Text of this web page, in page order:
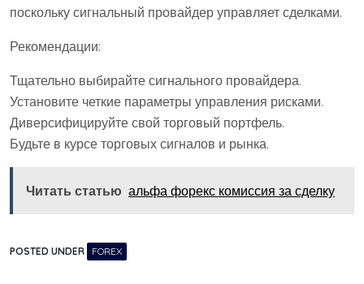
поскольку сигнальный провайдер управляет сделками.
Рекомендации:
Тщательно выбирайте сигнального провайдера.
Установите четкие параметры управления рисками.
Диверсифицируйте свой торговый портфель.
Будьте в курсе торговых сигналов и рынка.
Читать статью альфа форекс комиссия за сделку
POSTED UNDER FOREX